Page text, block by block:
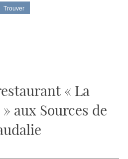
« La
aux Sources de